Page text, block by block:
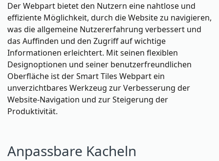
Der Webpart bietet den Nutzern eine nahtlose und
effiziente Möglichkeit, durch die Website zu navigieren,
was die allgemeine Nutzererfahrung verbessert und
das Auffinden und den Zugriff auf wichtige
Informationen erleichtert. Mit seinen flexiblen
Designoptionen und seiner benutzerfreundlichen
Oberfläche ist der Smart Tiles Webpart ein
unverzichtbares Werkzeug zur Verbesserung der
Website-Navigation und zur Steigerung der
Produktivität.
Anpassbare Kacheln